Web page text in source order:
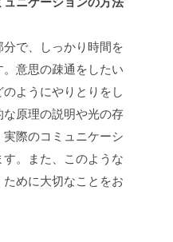
で、しっかり時間を
意思の疎通をしたい
ようにやりとりをし
原理の説明や光の存
際のコミュニケーシ
。また、このような
めに大切なことをお